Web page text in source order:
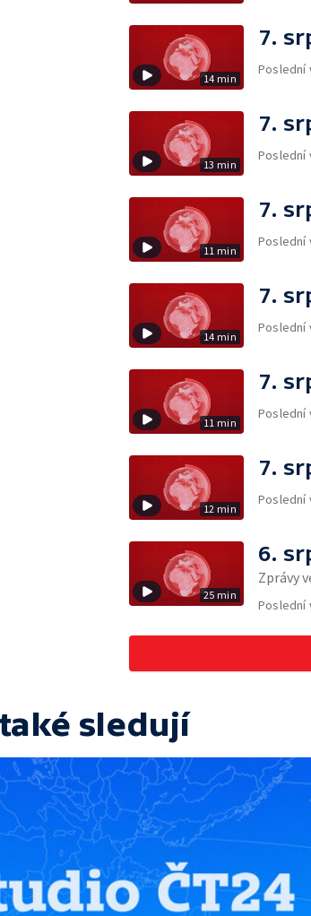
14 min
7.
Poslední
13 min
7.
Poslední
11 min
7.
Poslední
14 min
7.
Poslední
11 min
7.
Poslední
12 min
7.
Poslední
25 min
6.
Zprávy
Poslední
sledují